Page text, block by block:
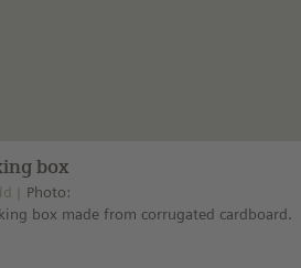
box
Photo:
box made from corrugated cardboard.